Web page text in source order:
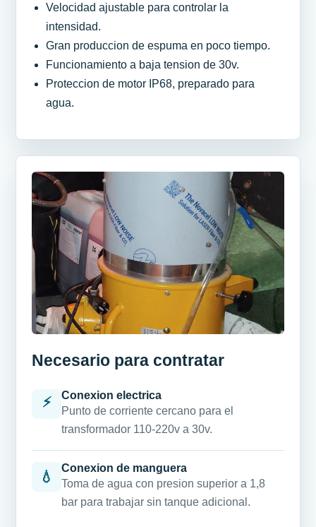
Velocidad ajustable para controlar la
intensidad.
Gran produccion de espuma en poco tiempo.
Funcionamiento a baja tension de 30v.
Proteccion de motor IP68, preparado para
agua.
Necesario para contratar
⚡
Conexion electrica
Punto de corriente cercano para el
transformador 110-220v a 30v.
💧
Conexion de manguera
Toma de agua con presion superior a 1,8
bar para trabajar sin tanque adicional.